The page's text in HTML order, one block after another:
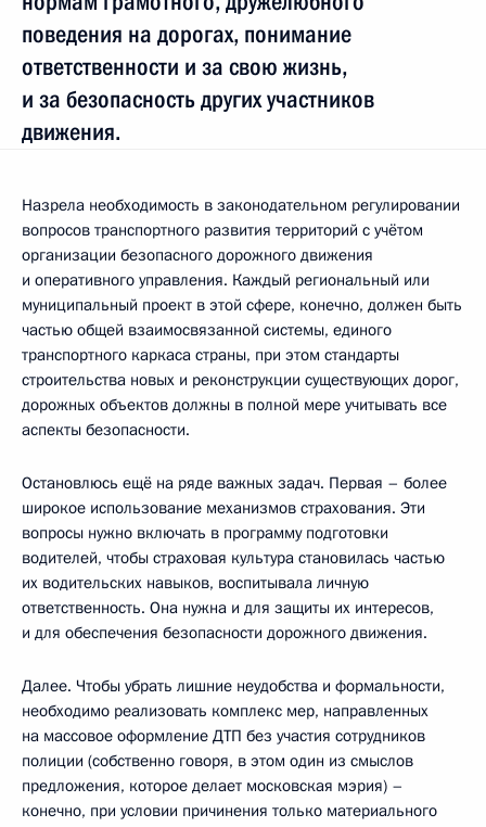
поведения на дорогах, понимание
ответственности и за свою жизнь,
и за безопасность других участников
движения.
Назрела необходимость в законодательном регулировании
вопросов транспортного развития территорий с учётом
организации безопасного дорожного движения
и оперативного управления. Каждый региональный или
муниципальный проект в этой сфере, конечно, должен быть
частью общей взаимосвязанной системы, единого
транспортного каркаса страны, при этом стандарты
строительства новых и реконструкции существующих дорог,
дорожных объектов должны в полной мере учитывать все
аспекты безопасности.
Остановлюсь ещё на ряде важных задач. Первая – более
широкое использование механизмов страхования. Эти
вопросы нужно включать в программу подготовки
водителей, чтобы страховая культура становилась частью
их водительских навыков, воспитывала личную
ответственность. Она нужна и для защиты их интересов,
и для обеспечения безопасности дорожного движения.
Далее. Чтобы убрать лишние неудобства и формальности,
необходимо реализовать комплекс мер, направленных
на массовое оформление ДТП без участия сотрудников
полиции (собственно говоря, в этом один из смыслов
предложения, которое делает московская мэрия) –
конечно, при условии причинения только материального